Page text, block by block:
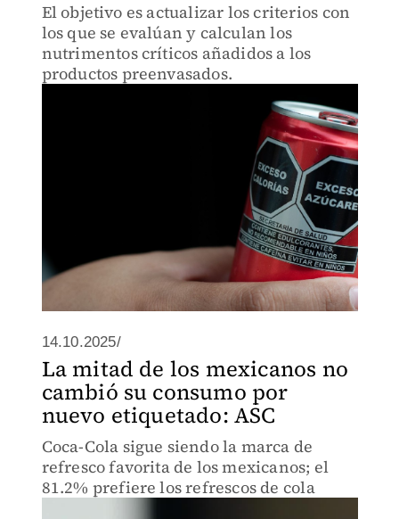
El objetivo es actualizar los criterios con
los que se evalúan y calculan los
nutrimentos críticos añadidos a los
productos preenvasados.
14.10.2025/
La mitad de los mexicanos no
cambió su consumo por
nuevo etiquetado: ASC
Coca-Cola sigue siendo la marca de
refresco favorita de los mexicanos; el
81.2% prefiere los refrescos de cola